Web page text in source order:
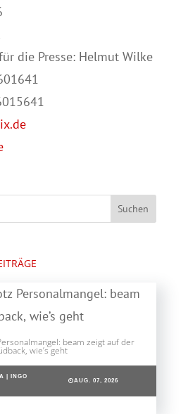
die Presse: Helmut Wilke
beam zeigt auf der
wie’s geht
| INGO
AUG. 07, 2026